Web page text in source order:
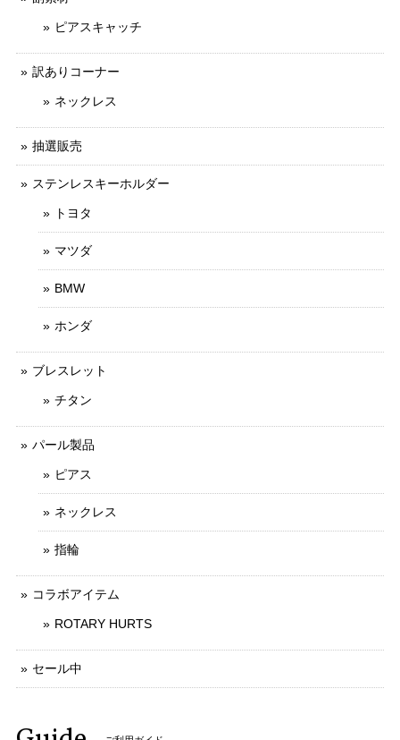
ピアスキャッチ
訳ありコーナー
ネックレス
抽選販売
ステンレスキーホルダー
トヨタ
マツダ
BMW
ホンダ
ブレスレット
チタン
パール製品
ピアス
ネックレス
指輪
コラボアイテム
ROTARY HURTS
セール中